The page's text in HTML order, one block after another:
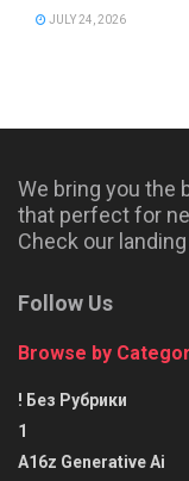
JULY 24, 2026
We bring you the
that perfect for
Check our
Follow Us
Browse by
! Без Рубрики
1
A16z Generative Ai